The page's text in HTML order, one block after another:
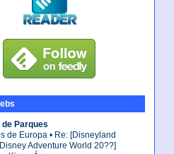
de Parques
de Europa • Re: [Disneyland
Adventure World 20??]